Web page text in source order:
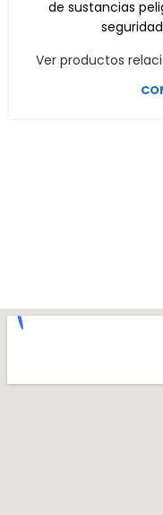
de sustancias
Ver productos